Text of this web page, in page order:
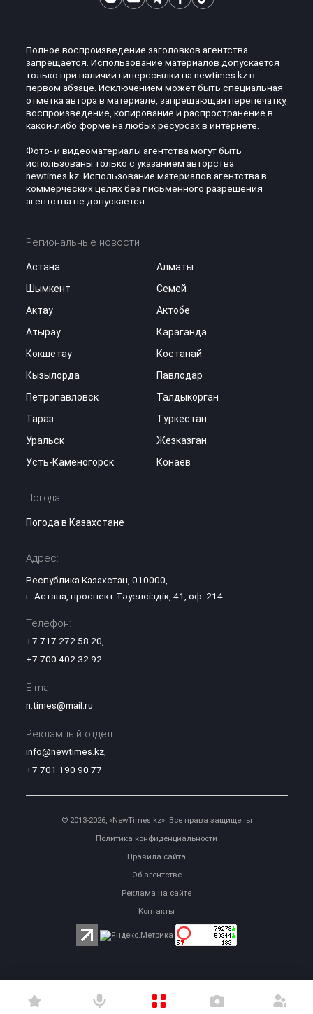
Полное воспроизведение заголовков агентства
запрещается. Использование материалов допускается
только при наличии гиперссылки на newtimes.kz в
первом абзаце. Исключением может быть специальная
отметка автора в материале, запрещающая перепечатку,
воспроизведение, копирование и распространение в
какой-либо форме на любых ресурсах в интернете.
Фото- и видеоматериалы агентства могут быть
использованы только с указанием авторства
newtimes.kz. Использование материалов агентства в
коммерческих целях без письменного разрешения
агентства не допускается.
Региональные новости
Астана
Алматы
Шымкент
Семей
Актау
Актобе
Атырау
Караганда
Кокшетау
Костанай
Кызылорда
Павлодар
Петропавловск
Талдыкорган
Тараз
Туркестан
Уральск
Жезказган
Усть-Каменогорск
Конаев
Погода
Погода в Казахстане
Адрес:
Республика Казахстан, 010000,
г. Астана, проспект Тәуелсіздік, 41, оф. 214
Телефон:
+7 717 272 58 20,
+7 700 402 32 92
E-mail:
n.times@mail.ru
Рекламный отдел:
info@newtimes.kz,
+7 701 190 90 77
© 2013-2026, «NewTimes.kz». Все права защищены
Политика конфиденциальности
Правила сайта
Об агентстве
Реклама на сайте
Контакты